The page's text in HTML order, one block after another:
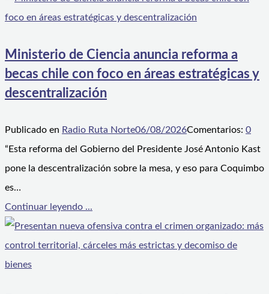
Ministerio de Ciencia anuncia reforma a
becas chile con foco en áreas estratégicas y
descentralización
Publicado en Radio Ruta Norte06/08/2026Comentarios: 0
“Esta reforma del Gobierno del Presidente José Antonio Kast
pone la descentralización sobre la mesa, y eso para Coquimbo
es…
Continuar leyendo ...